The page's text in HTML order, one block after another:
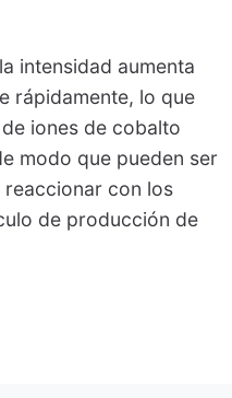
intensidad aumenta
rápidamente, lo que
iones de cobalto
modo que pueden ser
con los
de producción de